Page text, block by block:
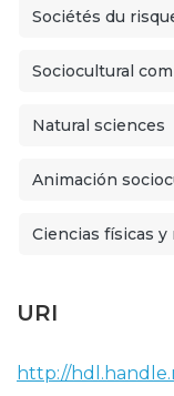
Sociétés du
Sociocultural
Natural sciences
Animación
Ciencias físicas y
URI
http://